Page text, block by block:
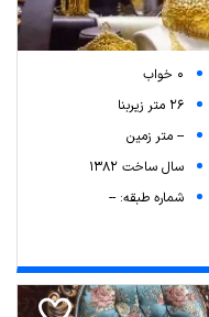
0 خواب
26 متر زیربنا
-- متر زمین
سال ساخت 1382
شماره طبقه: --